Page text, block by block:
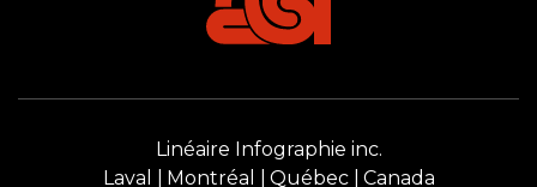
Linéaire Infographie inc.
Laval
Montréal Québec Canada